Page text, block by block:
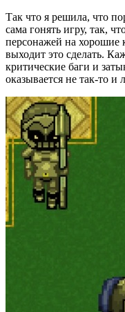
Так что я решила, что
сама гонять игру, так,
персонажей на хорошие
выходит это сделать.
критические баги и
оказывается не так-то и